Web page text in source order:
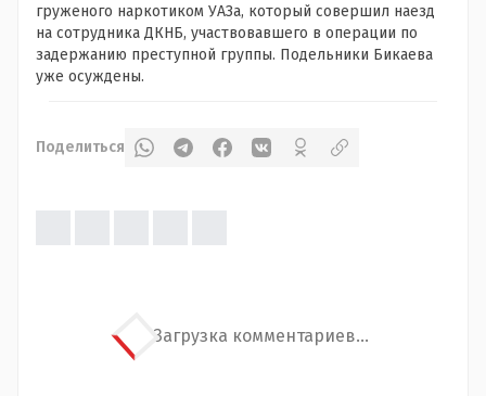
груженого наркотиком УАЗа, который совершил наезд
на сотрудника ДКНБ, участвовавшего в операции по
задержанию преступной группы. Подельники Бикаева
уже осуждены.
Поделиться
Загрузка комментариев...